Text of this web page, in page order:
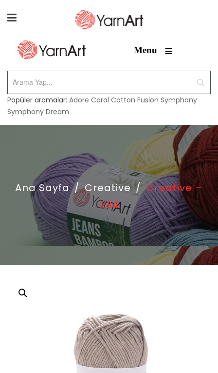
Menu ≡
Popüler aramalar: Adore Coral Cotton Fusion Symphony
Symphony Dream
Ana Sayfa / Creative / Creative –
234